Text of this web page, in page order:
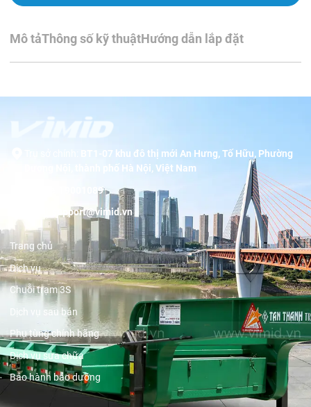
Mô tảThông số kỹ thuậtHướng dẫn lắp đặt
BT1-07 khu đô thị mới An Hưng, Tố Hữu, Phường
Dương Nội, thành phố Hà Nội, Việt Nam
19001089
support@vimid.vn
Trang chủ
Dịch vụ
Chuỗi trạm 3S
Dịch vụ sau bán
Phụ tùng chính hãng
Dịch vụ sửa chữa
Bảo hành bảo dưỡng